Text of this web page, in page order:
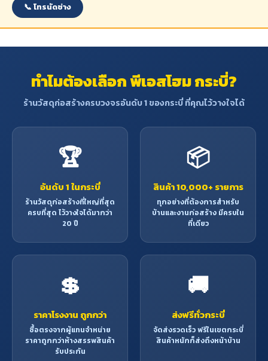
📞 โทรนัดช่าง
ทำไมต้องเลือก พีเอสโฮม กระบี่?
ร้านวัสดุก่อสร้างครบวงจรอันดับ 1 ของกระบี่ ที่คุณไว้วางใจได้
🏆
อันดับ 1 ในกระบี่
ร้านวัสดุก่อสร้างที่ใหญ่ที่สุด
ครบที่สุด ไว้วางใจได้มากว่า
20 ปี
📦
สินค้า 10,000+ รายการ
ทุกอย่างที่ต้องการสำหรับ
บ้านและงานก่อสร้าง มีครบใน
ที่เดียว
💲
ราคาโรงงาน ถูกกว่า
ซื้อตรงจากผู้แทนจำหน่าย
ราคาถูกกว่าห้างสรรพสินค้า
รับประกัน
🚚
ส่งฟรีทั่วกระบี่
จัดส่งรวดเร็ว ฟรีในเขตกระบี่
สินค้าหนักก็ส่งถึงหน้าบ้าน